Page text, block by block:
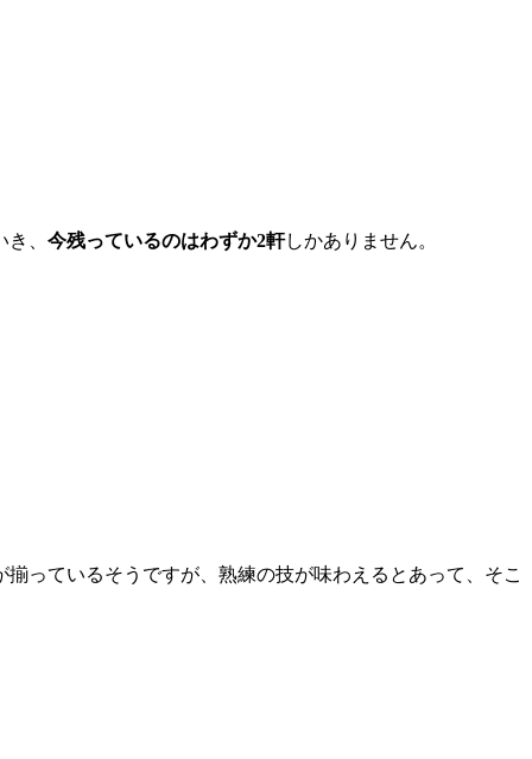
、 今残っているのはわずか2軒しかありません。
っているそうですが、熟練の技が味わえるとあって、そこ